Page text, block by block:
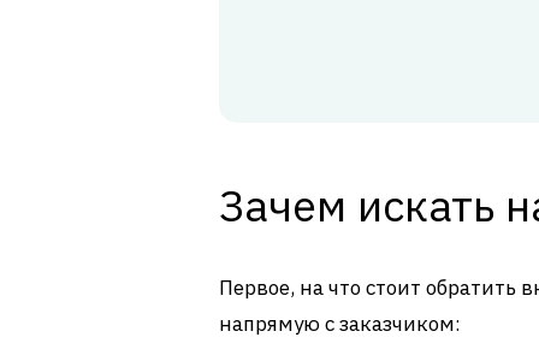
Зачем искать
Первое, на что стоит обратить
напрямую с заказчиком: